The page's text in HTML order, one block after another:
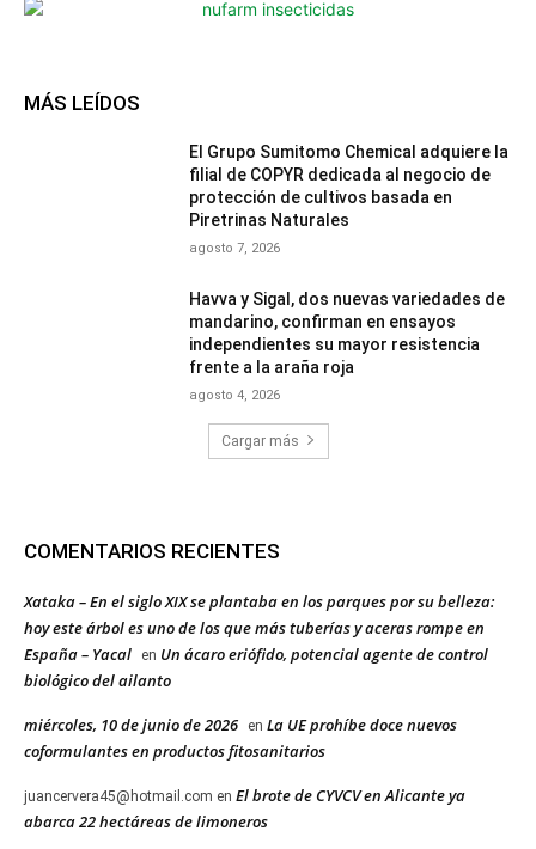
MÁS LEÍDOS
El Grupo Sumitomo Chemical adquiere la
filial de COPYR dedicada al negocio de
protección de cultivos basada en
Piretrinas Naturales
agosto 7, 2026
Havva y Sigal, dos nuevas variedades de
mandarino, confirman en ensayos
independientes su mayor resistencia
frente a la araña roja
agosto 4, 2026
Cargar más
COMENTARIOS RECIENTES
Xataka – En el siglo XIX se plantaba en los parques por su belleza:
hoy este árbol es uno de los que más tuberías y aceras rompe en
España – Yacal
en Un ácaro eriófido, potencial agente de control
biológico del ailanto
miércoles, 10 de junio de 2026 en La UE prohíbe doce nuevos
coformulantes en productos fitosanitarios
juancervera45@hotmail.com en El brote de CYVCV en Alicante ya
abarca 22 hectáreas de limoneros